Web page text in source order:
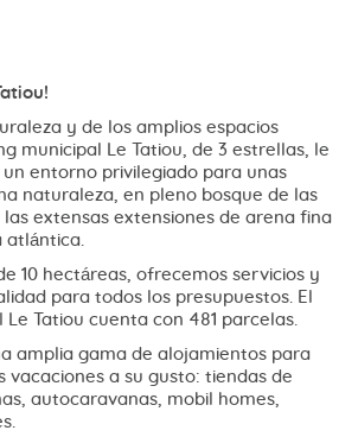
y de los amplios espacios
municipal Le Tatiou, de 3 estrellas, le
entorno privilegiado para unas
naturaleza, en pleno bosque de las
las extensas extensiones de arena fina
atlántica.
10 hectáreas, ofrecemos servicios y
para todos los presupuestos. El
Tatiou cuenta con 481 parcelas.
amplia gama de alojamientos para
vacaciones a su gusto: tiendas de
autocaravanas, mobil homes,